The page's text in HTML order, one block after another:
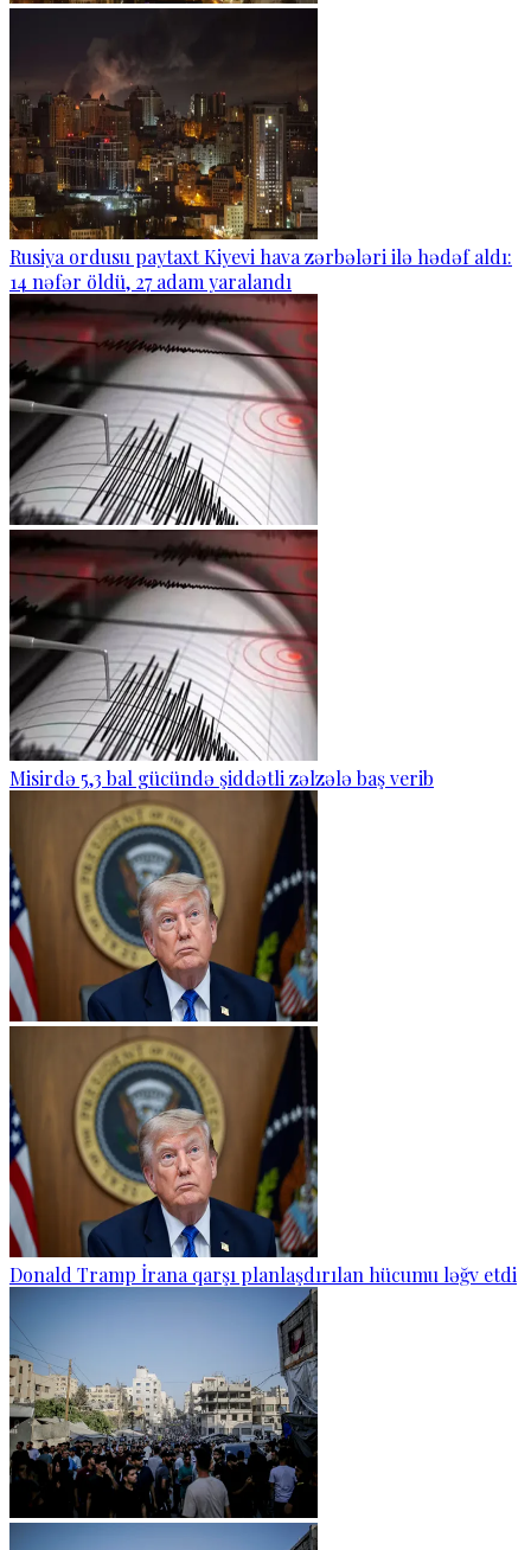
Rusiya ordusu paytaxt Kiyevi hava zərbələri ilə hədəf aldı:
14 nəfər öldü, 27 adam yaralandı
Misirdə 5,3 bal gücündə şiddətli zəlzələ baş verib
Donald Tramp İrana qarşı planlaşdırılan hücumu ləğv etdi